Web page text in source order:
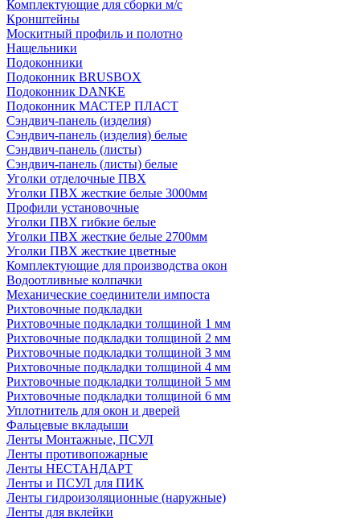
Комплектующие для сборки м/с
Кронштейны
Москитный профиль и полотно
Нащельники
Подоконники
Подоконник BRUSBOX
Подоконник DANKE
Подоконник МАСТЕР ПЛАСТ
Сэндвич-панель (изделия)
Сэндвич-панель (изделия) белые
Сэндвич-панель (листы)
Сэндвич-панель (листы) белые
Уголки отделочные ПВХ
Уголки ПВХ жесткие белые 3000мм
Профили установочные
Уголки ПВХ гибкие белые
Уголки ПВХ жесткие белые 2700мм
Уголки ПВХ жесткие цветные
Комплектующие для производства окон
Водоотливные колпачки
Механические соединители импоста
Рихтовочные подкладки
Рихтовочные подкладки толщиной 1 мм
Рихтовочные подкладки толщиной 2 мм
Рихтовочные подкладки толщиной 3 мм
Рихтовочные подкладки толщиной 4 мм
Рихтовочные подкладки толщиной 5 мм
Рихтовочные подкладки толщиной 6 мм
Уплотнитель для окон и дверей
Фальцевые вкладыши
Ленты Монтажные, ПСУЛ
Ленты противопожарные
Ленты НЕСТАНДАРТ
Ленты и ПСУЛ для ПИК
Ленты гидроизоляционные (наружные)
Ленты для вклейки